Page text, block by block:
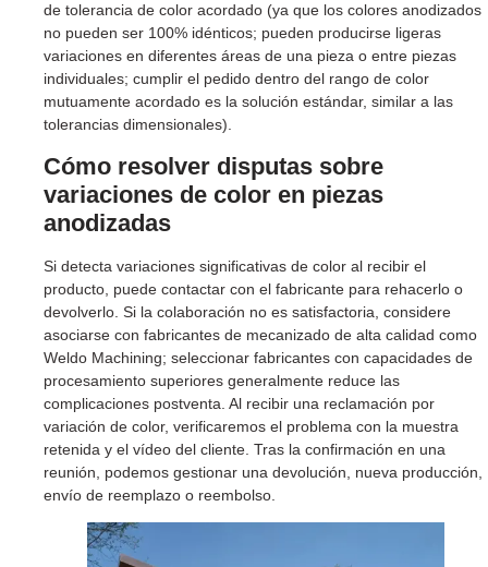
de tolerancia de color acordado (ya que los colores anodizados
no pueden ser 100% idénticos; pueden producirse ligeras
variaciones en diferentes áreas de una pieza o entre piezas
individuales; cumplir el pedido dentro del rango de color
mutuamente acordado es la solución estándar, similar a las
tolerancias dimensionales).
Cómo resolver disputas sobre
variaciones de color en piezas
anodizadas
Si detecta variaciones significativas de color al recibir el
producto, puede contactar con el fabricante para rehacerlo o
devolverlo. Si la colaboración no es satisfactoria, considere
asociarse con fabricantes de mecanizado de alta calidad como
Weldo Machining; seleccionar fabricantes con capacidades de
procesamiento superiores generalmente reduce las
complicaciones postventa. Al recibir una reclamación por
variación de color, verificaremos el problema con la muestra
retenida y el vídeo del cliente. Tras la confirmación en una
reunión, podemos gestionar una devolución, nueva producción,
envío de reemplazo o reembolso.